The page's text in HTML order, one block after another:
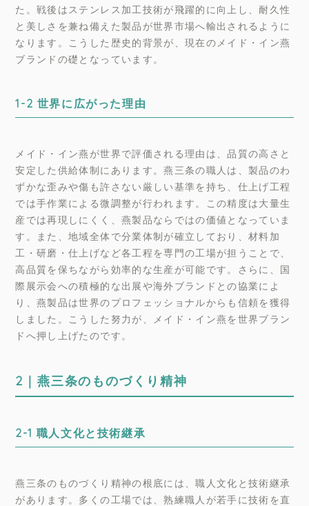
た。戦後はステンレス加工技術が飛躍的に向上し、耐久性
と美しさを兼ね備えた製品が世界市場へ輸出されるように
なります。こうした歴史的背景が、現在のメイド・イン燕
ブランドの礎となっています。
1-2 世界に広がった理由
メイド・イン燕が世界で評価される理由は、品質の高さと
安定した供給体制にあります。燕三条の職人は、製品のわ
ずかな歪みや傷も許さない厳しい基準を持ち、仕上げ工程
では手作業による微調整が行われます。この精度は大量生
産では再現しにくく、燕製品ならではの価値となっていま
す。また、地域全体で分業体制が確立しており、材料加
工・研磨・仕上げなど各工程を専門の工場が担うことで、
高品質を保ちながら効率的な生産が可能です。さらに、国
際展示会への積極的な出展や海外ブランドとの協業によ
り、燕製品は世界のプロフェッショナルからも信頼を獲得
しました。こうした努力が、メイド・イン燕を世界ブラン
ドへ押し上げたのです。
2｜燕三条のものづくり精神
2-1 職人文化と技術継承
燕三条のものづくり精神の根底には、職人文化と技術継承
があります。多くの工場では、熟練職人が若手に技術を直